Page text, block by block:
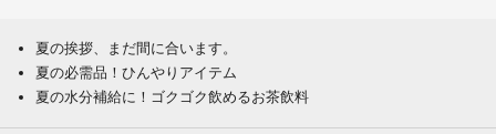
夏の挨拶、まだ間に合います。
夏の必需品！ひんやりアイテム
夏の水分補給に！ゴクゴク飲めるお茶飲料